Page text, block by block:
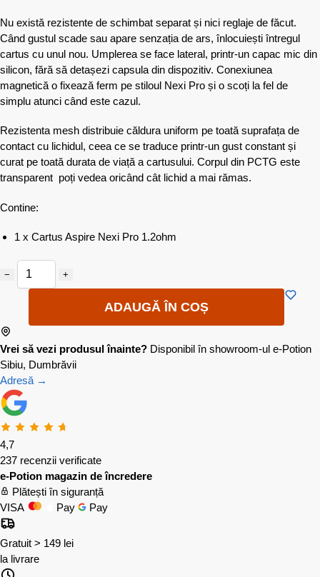
Nu există rezistente de schimbat separat și nici reglaje de făcut.
Când gustul scade sau apare senzația de ars, înlocuiești întregul
cartus cu unul nou. Umplerea se face lateral, printr-un capac mic din
silicon, fără să detașezi capsula din dispozitiv. Conexiunea
magnetică o fixează ferm pe stiloul Nexi Pro și o scoți la fel de
simplu atunci când este cazul.
Rezistenta mesh distribuie căldura uniform pe toată suprafața de
contact cu lichidul, ceea ce se traduce printr-un gust constant și
curat pe toată durata de viață a cartusului. Corpul din PCTG este
transparent poți vedea oricând cât lichid a mai rămas.
Contine:
1 x Cartus Aspire Nexi Pro 1.2ohm
− +
ADAUGĂ ÎN COȘ
Vrei să vezi produsul înainte? Disponibil în showroom-ul e-Potion
Sibiu, Dumbrăvii
Adresă →
4,7
237 recenzii verificate
e-Potion magazin de încredere
Plătești în siguranță
VISA
Pay Pay
Gratuit > 149 lei
la livrare